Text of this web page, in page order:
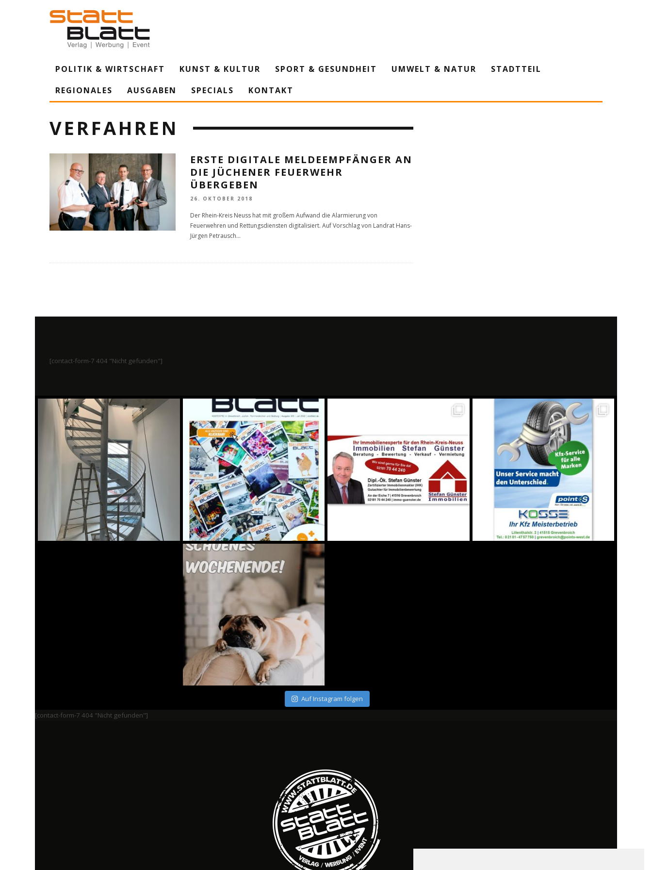
POLITIK & WIRTSCHAFT KUNST & KULTUR SPORT & GESUNDHEIT UMWELT & NATUR
STADTTEIL
REGIONALES
AUSGABEN SPECIALS KONTAKT
VERFAHREN
ERSTE DIGITALE MELDEEMPFÄNGER AN
DIE JÜCHENER FEUERWEHR
ÜBERGEBEN
26. OKTOBER 2018
Der Rhein-Kreis Neuss hat mit großem Aufwand die Alarmierung von
Feuerwehren und Rettungsdiensten digitalisiert. Auf Vorschlag von Landrat Hans-
Jürgen Petrausch...
[contact-form-7 404 "Nicht gefunden"]
Auf Instagram folgen
[contact-form-7 404 "Nicht gefunden"]